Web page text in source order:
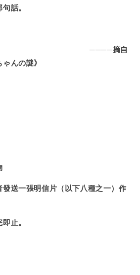
話。
摘自
んの謎》
送一張明信片（以下八種之一）作
止。